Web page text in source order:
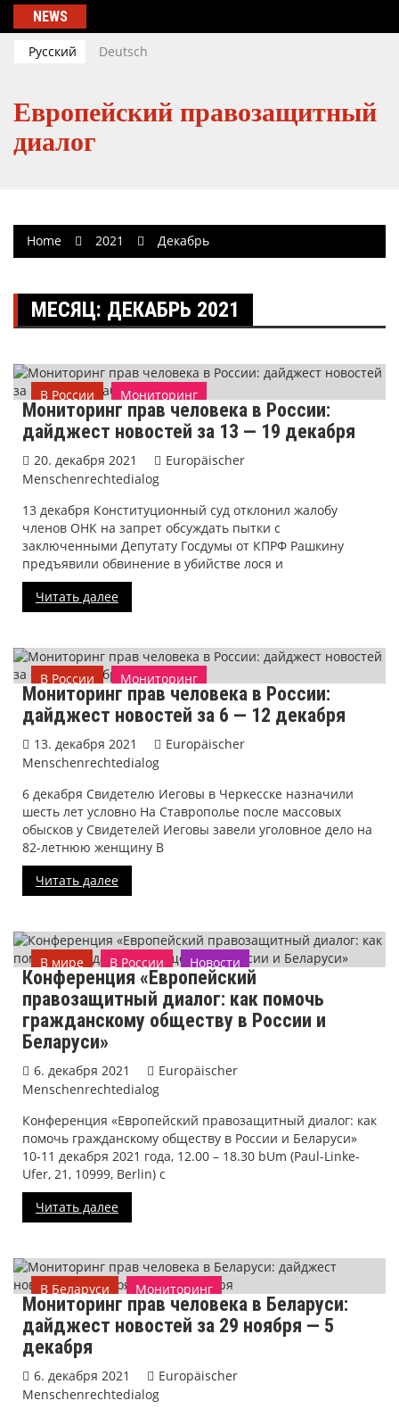
Skip
content
NEWS
Русский Deutsch
Европейский правозащитный
диалог
Home 2021 Декабрь
МЕСЯЦ: ДЕКАБРЬ 2021
В России Мониторинг
Мониторинг прав человека в России:
дайджест новостей за 13 — 19 декабря
20. декабря 2021
Europäischer
Menschenrechtedialog
13 декабря Конституционный суд отклонил жалобу
членов ОНК на запрет обсуждать пытки с
заключенными Депутату Госдумы от КПРФ Рашкину
предъявили обвинение в убийстве лося и
Читать далее
В России Мониторинг
Мониторинг прав человека в России:
дайджест новостей за 6 — 12 декабря
13. декабря 2021
Europäischer
Menschenrechtedialog
6 декабря Свидетелю Иеговы в Черкесске назначили
шесть лет условно На Ставрополье после массовых
обысков у Свидетелей Иеговы завели уголовное дело на
82-летнюю женщину В
Читать далее
В мире В России
Новости
Новости проекта
Конференция «Европейский
правозащитный диалог: как помочь
гражданскому обществу в России и
Беларуси»
6. декабря 2021
Europäischer
Menschenrechtedialog
Конференция «Европейский правозащитный диалог: как
помочь гражданскому обществу в России и Беларуси»
10-11 декабря 2021 года, 12.00 – 18.30 bUm (Paul-Linke-
Ufer, 21, 10999, Berlin) с
Читать далее
В Беларуси Мониторинг
Мониторинг прав человека в Беларуси:
дайджест новостей за 29 ноября — 5
декабря
6. декабря 2021
Europäischer
Menschenrechtedialog